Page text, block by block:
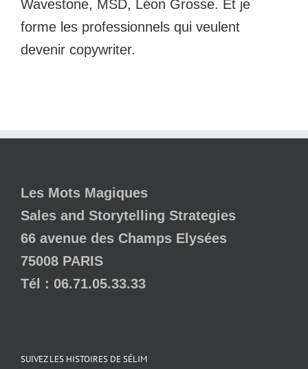
Wavestone, MSD, Léon Grosse. Et je
forme les professionnels qui veulent
devenir copywriter.
Les Mots Magiques
Sales and Storytelling Strategies
66 avenue des Champs Elysées
75008 PARIS
Tél : 06.71.05.33.33
SUIVEZ LES HISTOIRES DE SÉLIM